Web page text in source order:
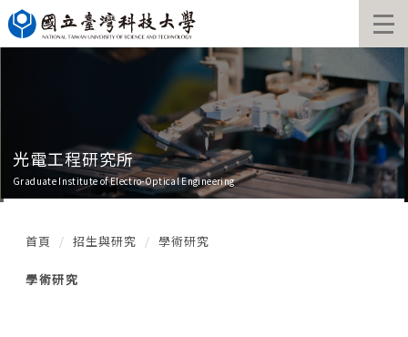
跳
到
主
光電工程研究所
Graduate Institute of Electro-Optical Engineering
首頁 招生與研究 學術研究
學術研究